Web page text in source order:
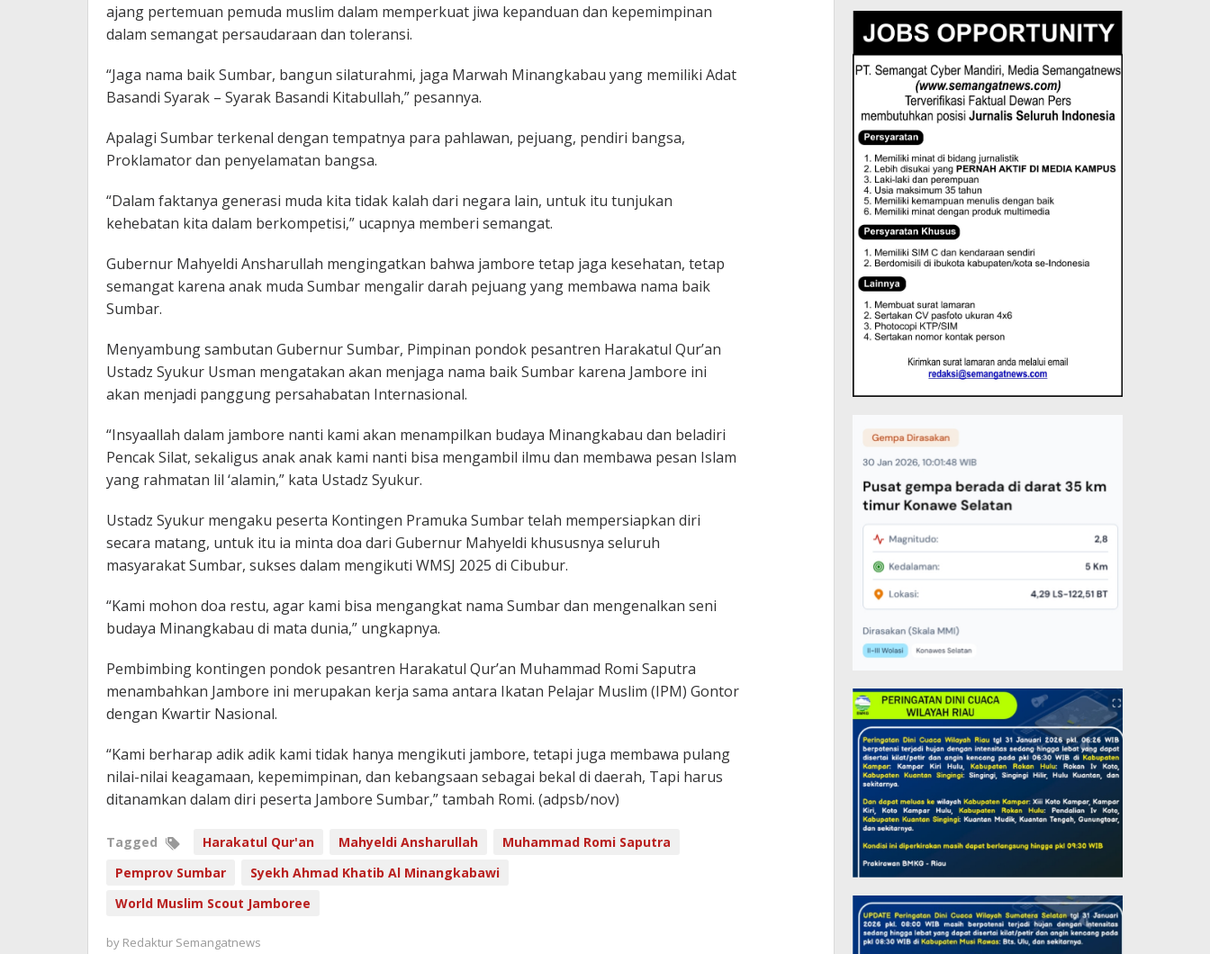
ajang pertemuan pemuda muslim dalam memperkuat jiwa kepanduan dan kepemimpinan
dalam semangat persaudaraan dan toleransi.
“Jaga nama baik Sumbar, bangun silaturahmi, jaga Marwah Minangkabau yang memiliki Adat
Basandi Syarak – Syarak Basandi Kitabullah,” pesannya.
Apalagi Sumbar terkenal dengan tempatnya para pahlawan, pejuang, pendiri bangsa,
Proklamator dan penyelamatan bangsa.
“Dalam faktanya generasi muda kita tidak kalah dari negara lain, untuk itu tunjukan
kehebatan kita dalam berkompetisi,” ucapnya memberi semangat.
Gubernur Mahyeldi Ansharullah mengingatkan bahwa jambore tetap jaga kesehatan, tetap
semangat karena anak muda Sumbar mengalir darah pejuang yang membawa nama baik
Sumbar.
Menyambung sambutan Gubernur Sumbar, Pimpinan pondok pesantren Harakatul Qur’an
Ustadz Syukur Usman mengatakan akan menjaga nama baik Sumbar karena Jambore ini
akan menjadi panggung persahabatan Internasional.
“Insyaallah dalam jambore nanti kami akan menampilkan budaya Minangkabau dan beladiri
Pencak Silat, sekaligus anak anak kami nanti bisa mengambil ilmu dan membawa pesan Islam
yang rahmatan lil ‘alamin,” kata Ustadz Syukur.
Ustadz Syukur mengaku peserta Kontingen Pramuka Sumbar telah mempersiapkan diri
secara matang, untuk itu ia minta doa dari Gubernur Mahyeldi khususnya seluruh
masyarakat Sumbar, sukses dalam mengikuti WMSJ 2025 di Cibubur.
“Kami mohon doa restu, agar kami bisa mengangkat nama Sumbar dan mengenalkan seni
budaya Minangkabau di mata dunia,” ungkapnya.
Pembimbing kontingen pondok pesantren Harakatul Qur’an Muhammad Romi Saputra
menambahkan Jambore ini merupakan kerja sama antara Ikatan Pelajar Muslim (IPM) Gontor
dengan Kwartir Nasional.
“Kami berharap adik adik kami tidak hanya mengikuti jambore, tetapi juga membawa pulang
nilai-nilai keagamaan, kepemimpinan, dan kebangsaan sebagai bekal di daerah, Tapi harus
ditanamkan dalam diri peserta Jambore Sumbar,” tambah Romi. (adpsb/nov)
Tagged Harakatul Qur'an Mahyeldi Ansharullah
Muhammad Romi Saputra
Pemprov Sumbar
Syekh Ahmad Khatib Al Minangkabawi
World Muslim Scout Jamboree
by Redaktur Semangatnews